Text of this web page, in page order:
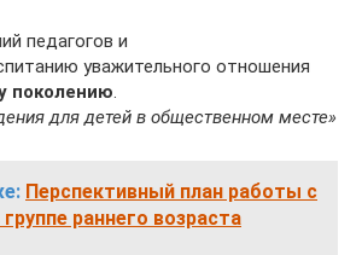
педагогов и
уважительного отношения
поколению.
для детей в общественном месте»
Перспективный план работы с
раннего возраста